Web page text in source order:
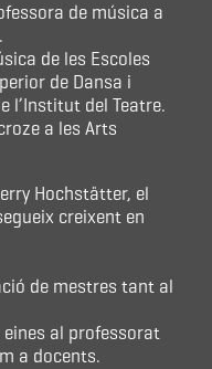
de música a
de les Escoles
de Dansa i
l’Institut del Teatre.
a les Arts
Hochstätter, el
creixent en
de mestres tant al
eines al professorat
a docents.